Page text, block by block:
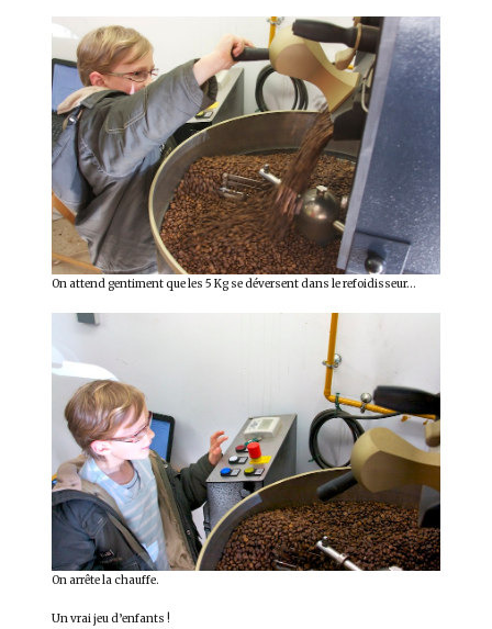
On attend gentiment que les 5 Kg se déversent dans le refoidisseur…
On arrête la chauffe.
Un vrai jeu d’enfants !